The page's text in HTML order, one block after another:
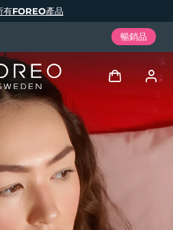
有FOREO產品
暢銷品
登入
我的設備
Elixir
Español
Português